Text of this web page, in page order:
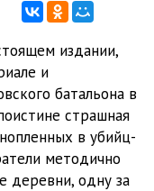
издании,
и
батальона в
страшная
в убийц-
методично
деревни, одну за